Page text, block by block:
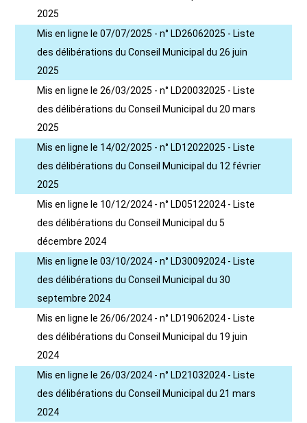
2025
Mis en ligne le 07/07/2025 - n° LD26062025 - Liste
des délibérations du Conseil Municipal du 26 juin
2025
Mis en ligne le 26/03/2025 - n° LD20032025 - Liste
des délibérations du Conseil Municipal du 20 mars
2025
Mis en ligne le 14/02/2025 - n° LD12022025 - Liste
des délibérations du Conseil Municipal du 12 février
2025
Mis en ligne le 10/12/2024 - n° LD05122024 - Liste
des délibérations du Conseil Municipal du 5
décembre 2024
Mis en ligne le 03/10/2024 - n° LD30092024 - Liste
des délibérations du Conseil Municipal du 30
septembre 2024
Mis en ligne le 26/06/2024 - n° LD19062024 - Liste
des délibérations du Conseil Municipal du 19 juin
2024
Mis en ligne le 26/03/2024 - n° LD21032024 - Liste
des délibérations du Conseil Municipal du 21 mars
2024